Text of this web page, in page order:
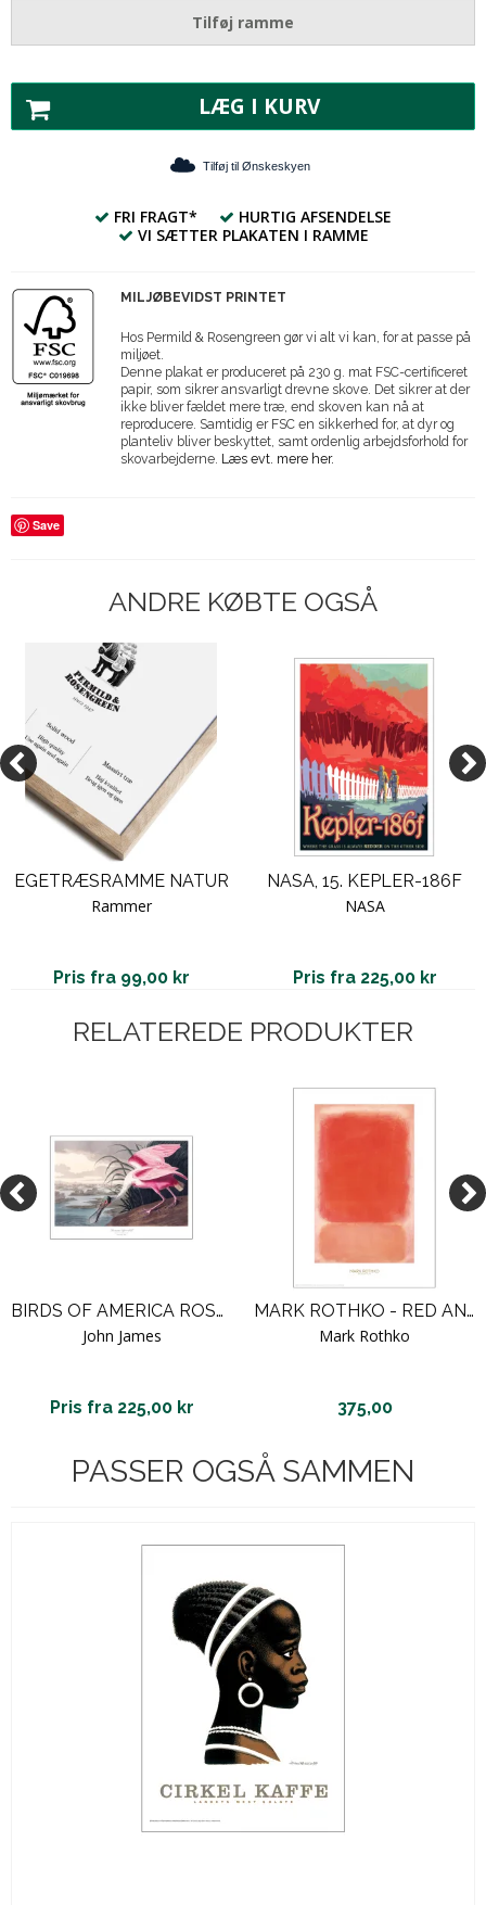
Tilføj ramme
LÆG I KURV
Tilføj til Ønskeskyen
FRI FRAGT*
HURTIG AFSENDELSE
VI SÆTTER PLAKATEN I RAMME
MILJØBEVIDST PRINTET
Hos Permild & Rosengreen gør vi alt vi kan, for at passe på
miljøet.
Denne plakat er produceret på 230 g. mat FSC-certificeret
papir, som sikrer ansvarligt drevne skove. Det sikrer at der
ikke bliver fældet mere træ, end skoven kan nå at
reproducere. Samtidig er FSC en sikkerhed for, at dyr og
planteliv bliver beskyttet, samt ordenlig arbejdsforhold for
skovarbejderne. Læs evt. mere her.
Save
ANDRE KØBTE OGSÅ
EGETRÆSRAMME NATUR
Rammer
Pris fra 99,00 kr
NASA, 15. KEPLER-186F
NASA
Pris fra 225,00 kr
RELATEREDE PRODUKTER
BIRDS OF AMERICA ROSEATE SPOONBILL
John James
Pris fra 225,00 kr
MARK ROTHKO - RED AND PINK ON PINK
Mark Rothko
375,00
PASSER OGSÅ SAMMEN